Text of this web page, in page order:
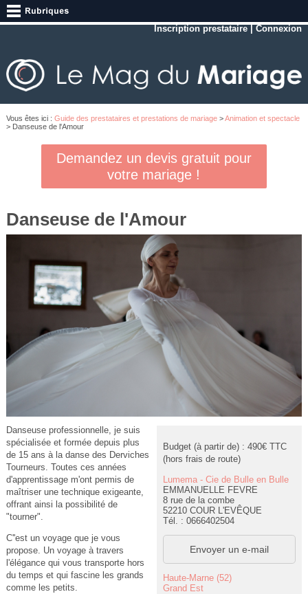
Inscription prestataire |Connexion
Vous êtes ici : Guide des prestataires et prestations de mariage>Animation et spectacle
> Danseuse de l'Amour
Demandez un devis gratuit pour
votre mariage !
Danseuse de l'Amour
Budget (à partir de) : 490€ TTC
(hors frais de route)
Lumema - Cie de Bulle en Bulle
EMMANUELLE FEVRE
8 rue de la combe
52210 COUR L'EVÊQUE
Tél. : 0666402504
Envoyer un e-mail
Haute-Marne (52)
Grand Est
Danseuse professionnelle, je suis
spécialisée et formée depuis plus
de 15 ans à la danse des Derviches
Tourneurs. Toutes ces années
d'apprentissage m'ont permis de
maîtriser une technique exigeante,
offrant ainsi la possibilité de
"tourner".
C''est un voyage que je vous
propose. Un voyage à travers
l'élégance qui vous transporte hors
du temps et qui fascine les grands
comme les petits.